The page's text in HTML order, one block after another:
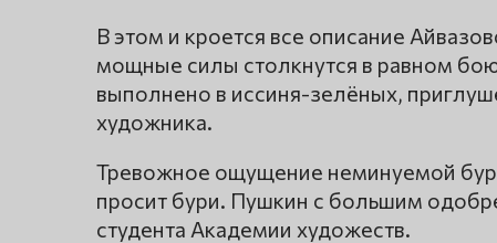
В этом и кроется все описание
мощные силы столкнутся в равном
выполнено в иссиня-зелёных,
художника.
Тревожное ощущение неминуемой
просит бури. Пушкин с большим
студента Академии художеств.